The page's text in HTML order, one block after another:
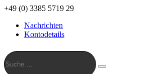
+49 (0) 3385 5719 29
Nachrichten
Kontodetails
Suche
…
Suche